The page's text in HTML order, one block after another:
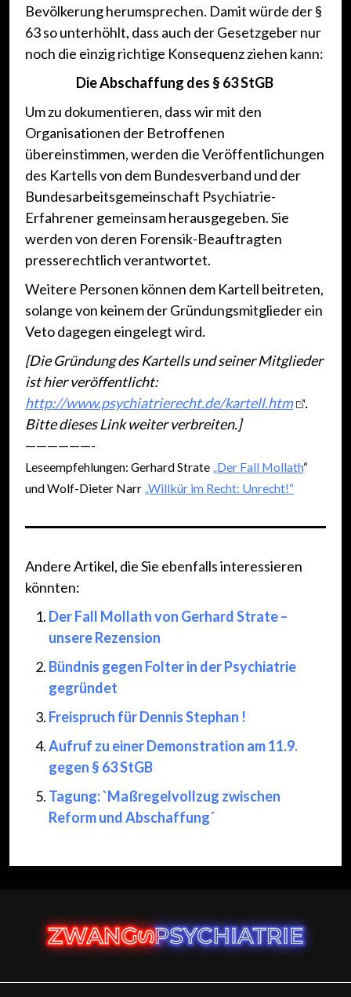
Bevölkerung herumsprechen. Damit würde der §
63 so unterhöhlt, dass auch der Gesetzgeber nur
noch die einzig richtige Konsequenz ziehen kann:
Die Abschaffung des § 63 StGB
Um zu dokumentieren, dass wir mit den
Organisationen der Betroffenen
übereinstimmen, werden die Veröffentlichungen
des Kartells von dem Bundesverband und der
Bundesarbeitsgemeinschaft Psychiatrie-
Erfahrener gemeinsam herausgegeben. Sie
werden von deren Forensik-Beauftragten
presserechtlich verantwortet.
Weitere Personen können dem Kartell beitreten,
solange von keinem der Gründungsmitglieder ein
Veto dagegen eingelegt wird.
[Die Gründung des Kartells und seiner Mitglieder
ist hier veröffentlicht:
http://www.psychiatrierecht.de/kartell.htm
.
Bitte dieses Link weiter verbreiten.]
——————-
Leseempfehlungen: Gerhard Strate „Der Fall Mollath“
und Wolf-Dieter Narr „Willkür im Recht: Unrecht!“
Andere Artikel, die Sie ebenfalls interessieren
könnten:
Der Fall Mollath von Gerhard Strate –
unsere Rezension
Bündnis gegen Folter in der Psychiatrie
gegründet
Freispruch für Dennis Stephan !
Aufruf zu einer Demonstration am 11.9.
gegen § 63 StGB
Tagung: `Maßregelvollzug zwischen
Reform und Abschaffung´